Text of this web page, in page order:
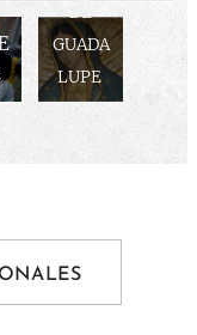
DE
GUADA
LUPE